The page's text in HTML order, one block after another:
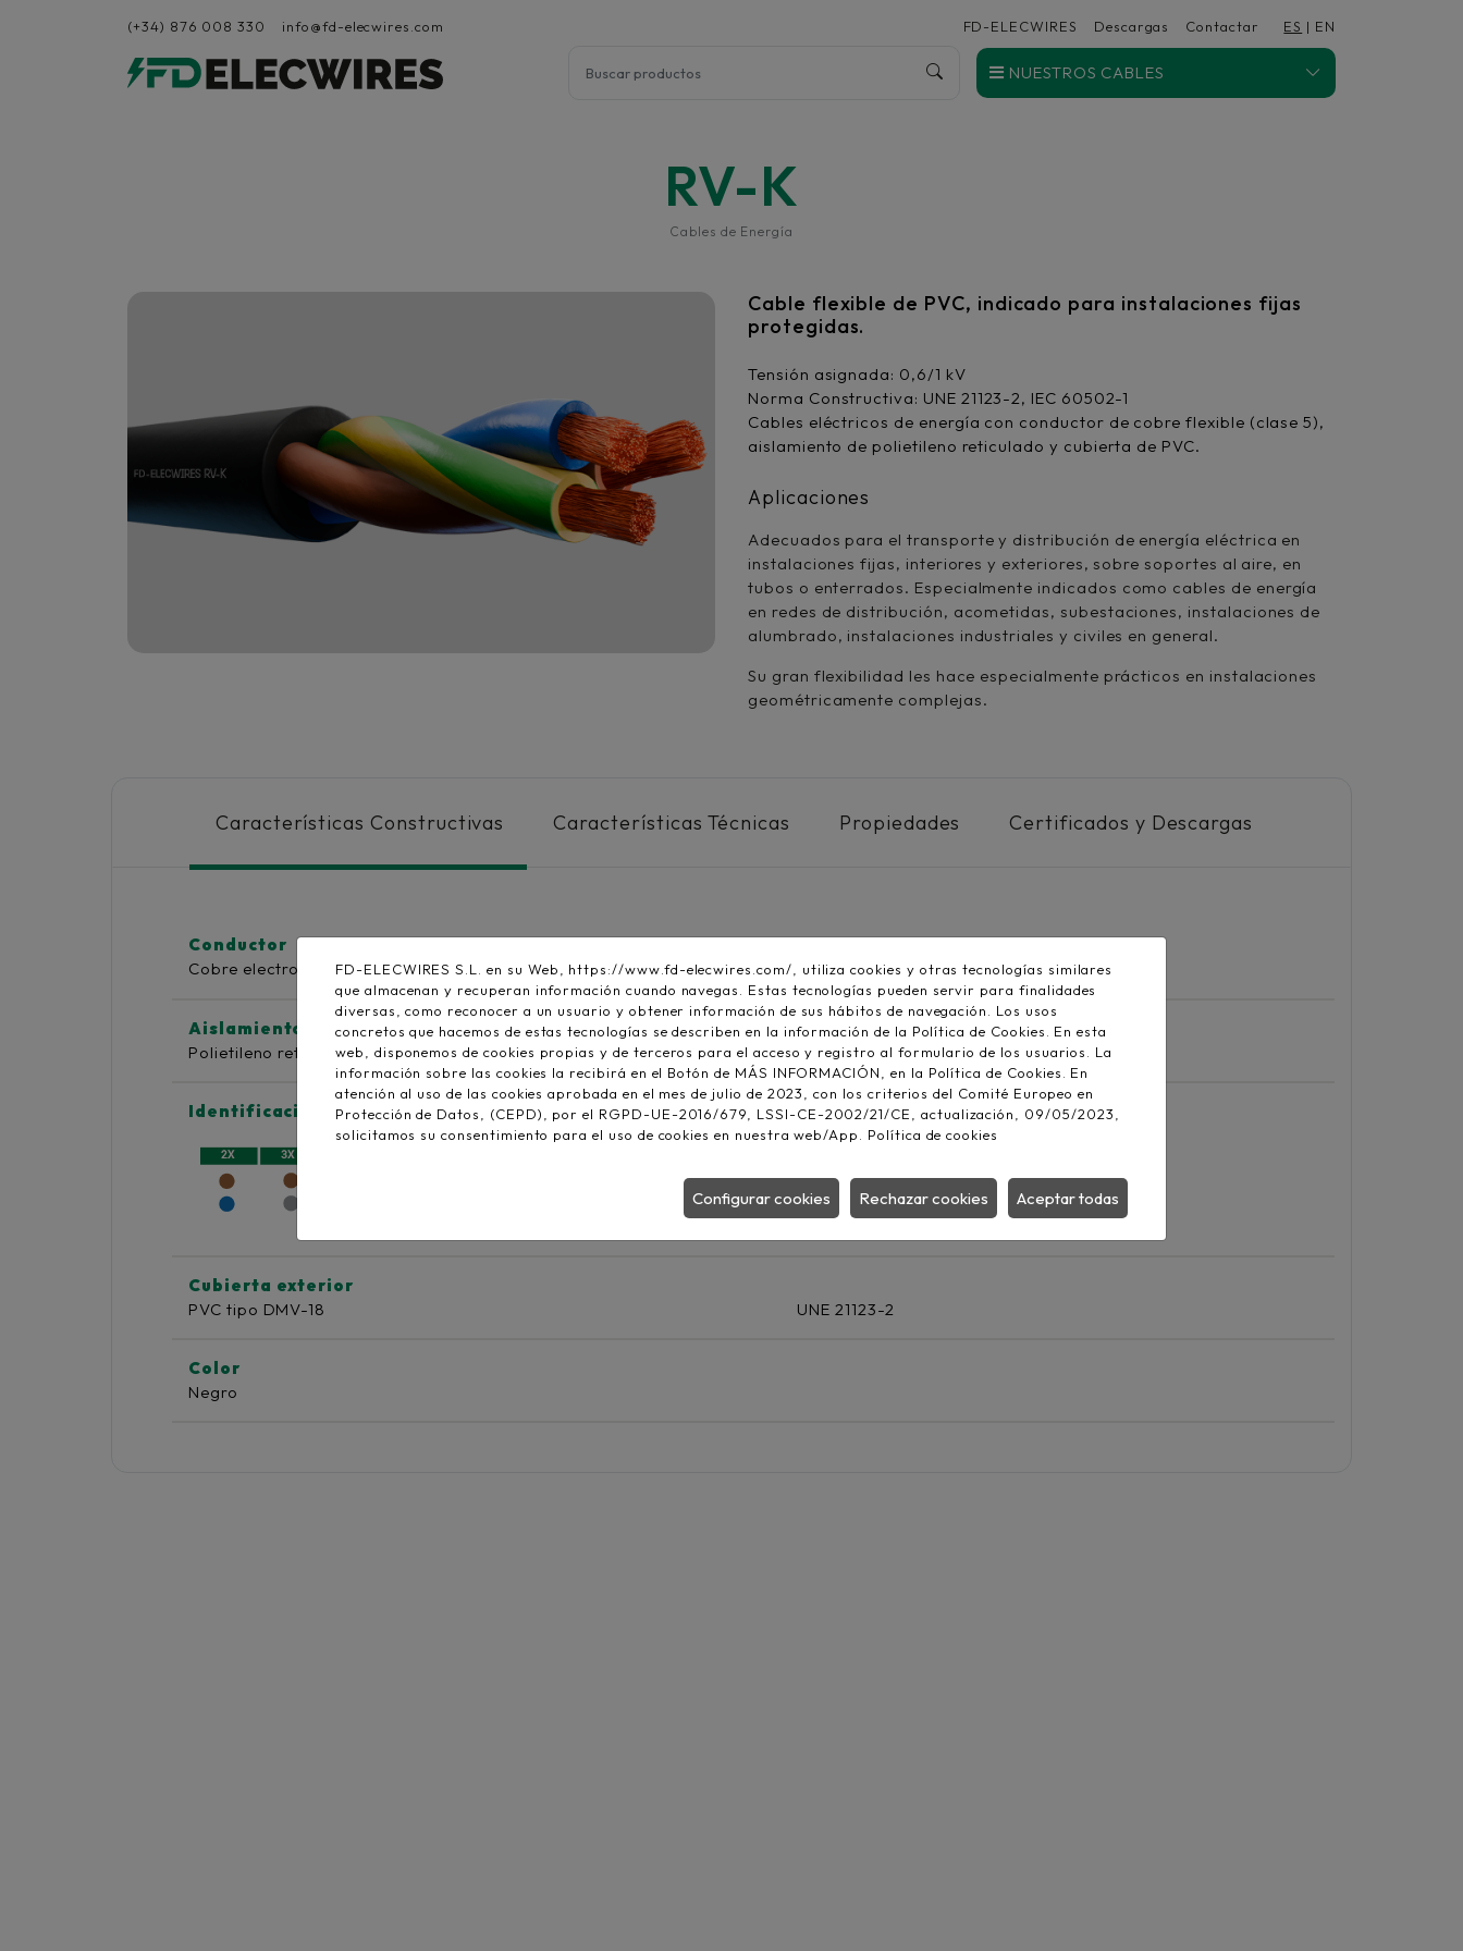
(+34) 876 008 330 info@fd-elecwires.com FD-ELECWIRES Descargas Contactar ES | EN
NUESTROS CABLES
RV-K
Cables de Energía
Cable flexible de PVC, indicado para instalaciones fijas
protegidas.
Tensión asignada: 0,6/1 kV
Norma Constructiva: UNE 21123-2, IEC 60502-1
Cables eléctricos de energía con conductor de cobre flexible (clase 5),
aislamiento de polietileno reticulado y cubierta de PVC.
Aplicaciones
Adecuados para el transporte y distribución de energía eléctrica en
instalaciones fijas, interiores y exteriores, sobre soportes al aire, en
tubos o enterrados. Especialmente indicados como cables de energía
en redes de distribución, acometidas, subestaciones, instalaciones de
alumbrado, instalaciones industriales y civiles en general.
Su gran flexibilidad les hace especialmente prácticos en instalaciones
geométricamente complejas.
Características Constructivas Características Técnicas Propiedades Certificados y Descargas
Conductor
Cobre electrolítico flexible clase 5
UNE-EN 60228 / IEC 60228
Aislamiento
Polietileno reticulado XLPE - Tipo DIX-3
UNE 21123-2
Identificación de conductores
Cubierta exterior
PVC tipo DMV-18
UNE 21123-2
Color
Negro
FD-ELECWIRES S.L. en su Web, https://www.fd-elecwires.com/, utiliza cookies y otras tecnologías similares
que almacenan y recuperan información cuando navegas. Estas tecnologías pueden servir para finalidades
diversas, como reconocer a un usuario y obtener información de sus hábitos de navegación. Los usos
concretos que hacemos de estas tecnologías se describen en la información de la Política de Cookies. En esta
web, disponemos de cookies propias y de terceros para el acceso y registro al formulario de los usuarios. La
información sobre las cookies la recibirá en el Botón de MÁS INFORMACIÓN, en la Política de Cookies. En
atención al uso de las cookies aprobada en el mes de julio de 2023, con los criterios del Comité Europeo en
Protección de Datos, (CEPD), por el RGPD-UE-2016/679, LSSI-CE-2002/21/CE, actualización, 09/05/2023,
solicitamos su consentimiento para el uso de cookies en nuestra web/App. Política de cookies
Aceptar todas
Rechazar cookies
Configurar cookies